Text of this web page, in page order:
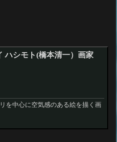
ハシモト(橋本清一）画家
を中心に空気感のある絵を描く画